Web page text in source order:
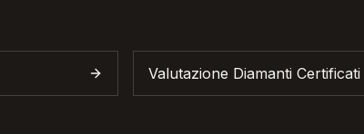
Valutazione Diamanti Certificati